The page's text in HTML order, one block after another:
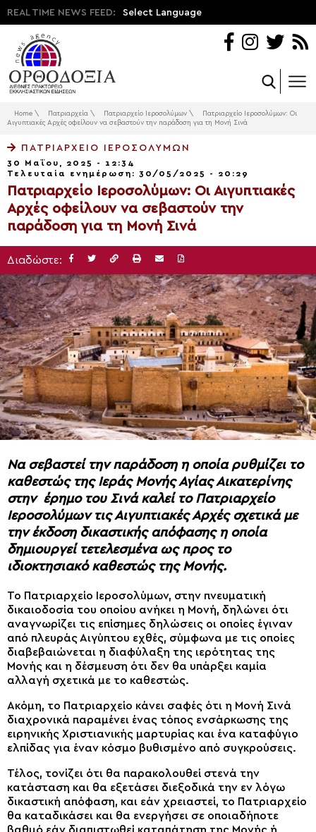
REAL TIME NEWS FEED: Select Language
Home \ Πατριαρχεία \ Πατριαρχείο Ιεροσολύμων \
Πατριαρχείο Ιεροσολύμων: Οι
Αιγυπτιακές Αρχές οφείλουν να σεβαστούν την παράδοση για τη Μονή Σινά
ΠΑΤΡΙΑΡΧΕΊΟ ΙΕΡΟΣΟΛΎΜΩΝ
30 Μαΐου, 2025 - 12:34
Τελευταία ενημέρωση: 30/05/2025 - 20:29
Πατριαρχείο Ιεροσολύμων: Οι Αιγυπτιακές
Αρχές οφείλουν να σεβαστούν την
παράδοση για τη Μονή Σινά
Διαδώστε:
Να σεβαστεί την παράδοση η οποία ρυθμίζει το
καθεστώς της Ιεράς Μονής Αγίας Αικατερίνης
στην έρημο του Σινά καλεί το Πατριαρχείο
Ιεροσολύμων τις Αιγυπτιακές Αρχές σχετικά με
την έκδοση δικαστικής απόφασης η οποία
δημιουργεί τετελεσμένα ως προς το
ιδιοκτησιακό καθεστώς της Μονής.
Το Πατριαρχείο Ιεροσολύμων, στην πνευματική
δικαιοδοσία του οποίου ανήκει η Μονή, δηλώνει ότι
αναγνωρίζει τις επίσημες δηλώσεις οι οποίες έγιναν
από πλευράς Αιγύπτου εχθές, σύμφωνα με τις οποίες
διαβεβαιώνεται η διαφύλαξη της ιερότητας της
Μονής και η δέσμευση ότι δεν θα υπάρξει καμία
αλλαγή σχετικά με το καθεστώς.
Ακόμη, το Πατριαρχείο κάνει σαφές ότι η Μονή Σινά
διαχρονικά παραμένει ένας τόπος ενσάρκωσης της
ειρηνικής Χριστιανικής μαρτυρίας και ένα καταφύγιο
ελπίδας για έναν κόσμο βυθισμένο από συγκρούσεις.
Τέλος, τονίζει ότι θα παρακολουθεί στενά την
κατάσταση και θα εξετάσει διεξοδικά την εν λόγω
δικαστική απόφαση, και εάν χρειαστεί, το Πατριαρχείο
θα καταδικάσει και θα ενεργήσει σε οποιαδήποτε